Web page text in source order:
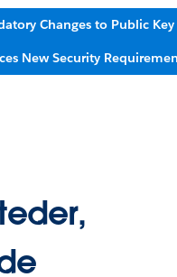
Changes to Public
New Security